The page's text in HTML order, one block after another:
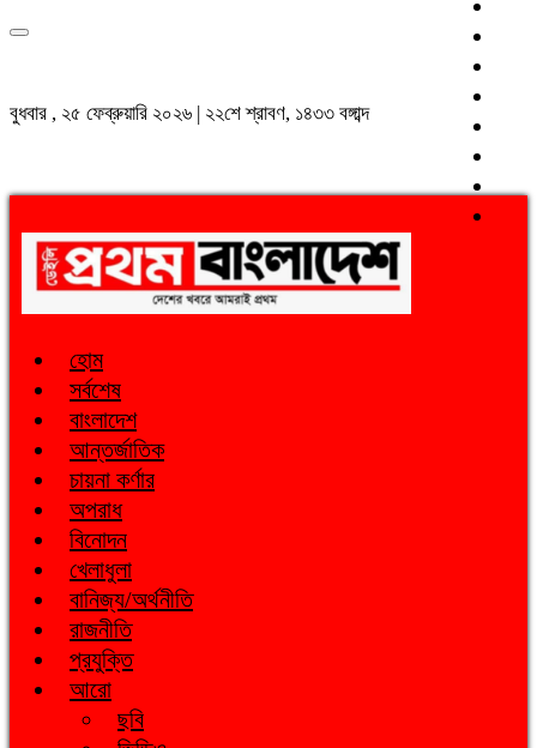
বুধবার , ২৫ ফেব্রুয়ারি ২০২৬ | ২২শে শ্রাবণ, ১৪৩৩ বঙ্গাব্দ
হোম
সর্বশেষ
বাংলাদেশ
আন্তর্জাতিক
চায়না কর্ণার
অপরাধ
বিনোদন
খেলাধুলা
বানিজ্য/অর্থনীতি
রাজনীতি
প্রযুক্তি
আরো
ছবি